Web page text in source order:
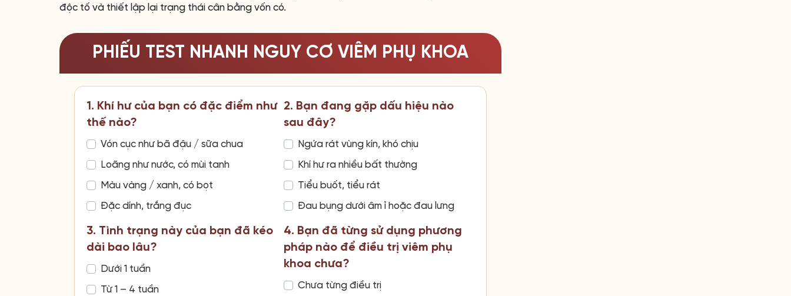
độc tố và thiết lập lại trạng thái cân bằng vốn có.
PHIẾU TEST NHANH NGUY CƠ VIÊM PHỤ KHOA
1. Khí hư của bạn có đặc điểm như
thế nào?
Vón cục như bã đậu / sữa chua
Loãng như nước, có mùi tanh
Màu vàng / xanh, có bọt
Đặc dính, trắng đục
2. Bạn đang gặp dấu hiệu nào
sau đây?
Ngứa rát vùng kín, khó chịu
Khí hư ra nhiều bất thường
Tiểu buốt, tiểu rát
Đau bụng dưới âm ỉ hoặc đau lưng
3. Tình trạng này của bạn đã kéo
dài bao lâu?
Dưới 1 tuần
Từ 1 – 4 tuần
4. Bạn đã từng sử dụng phương
pháp nào để điều trị viêm phụ
khoa chưa?
Chưa từng điều trị